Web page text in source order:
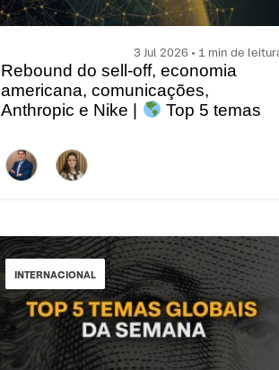
3 Jul 2026 • 1 min de
Rebound do sell-off, economia
americana, comunicações,
Anthropic e Nike |
Top 5 temas
INTERNACIONAL